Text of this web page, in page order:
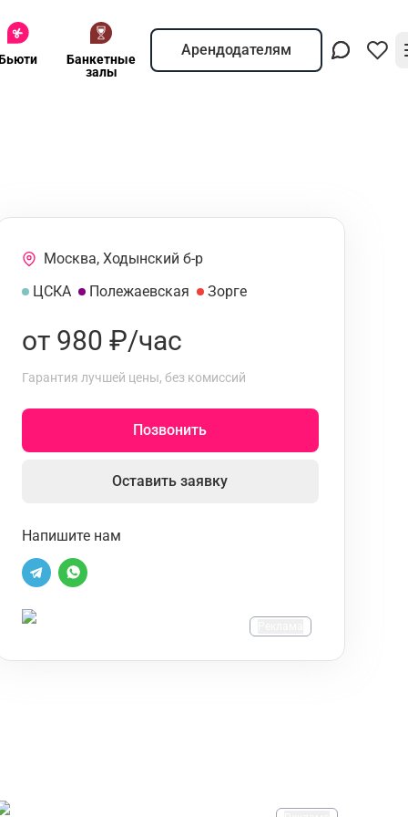
Банкетные
залы
Арендодателям
Москва, Ходынский б-р
ЦСКА
Полежаевская Зорге
от 980 ₽/час
Гарантия лучшей цены, без комиссий
Позвонить
Оставить заявку
Напишите нам